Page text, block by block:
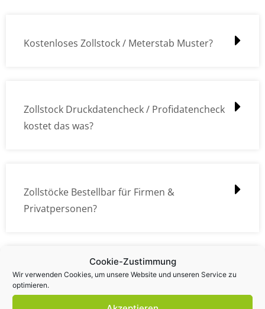
Cookie-Zustimmung
Wir verwenden Cookies, um unsere Website und unseren Service zu
optimieren.
Kostenloses Zollstock / Meterstab Muster?
Zollstock Druckdatencheck / Profidatencheck
kostet das was?
Zollstöcke Bestellbar für Firmen &
Privatpersonen?
Wie kann ich die Daten (z.B. Logos und Texte)
übermitteln?